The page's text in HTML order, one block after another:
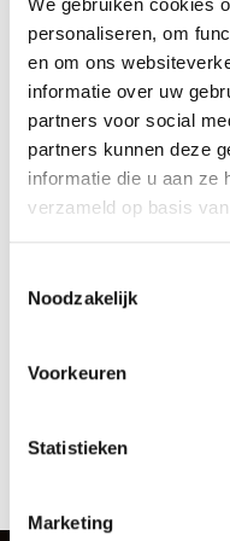
We gebruiken cookies
personaliseren, om
en om ons
informatie over uw
partners voor social
partners kunnen deze
informatie die u aan ze
verzameld op basis
Noodzakelijk
Voorkeuren
Statistieken
Marketing
doen?
Onze specialisten
Bel 040